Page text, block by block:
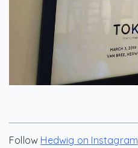
Follow Hedwig on Instagram